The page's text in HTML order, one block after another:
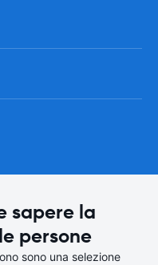
sapere la
persone
sono una selezione